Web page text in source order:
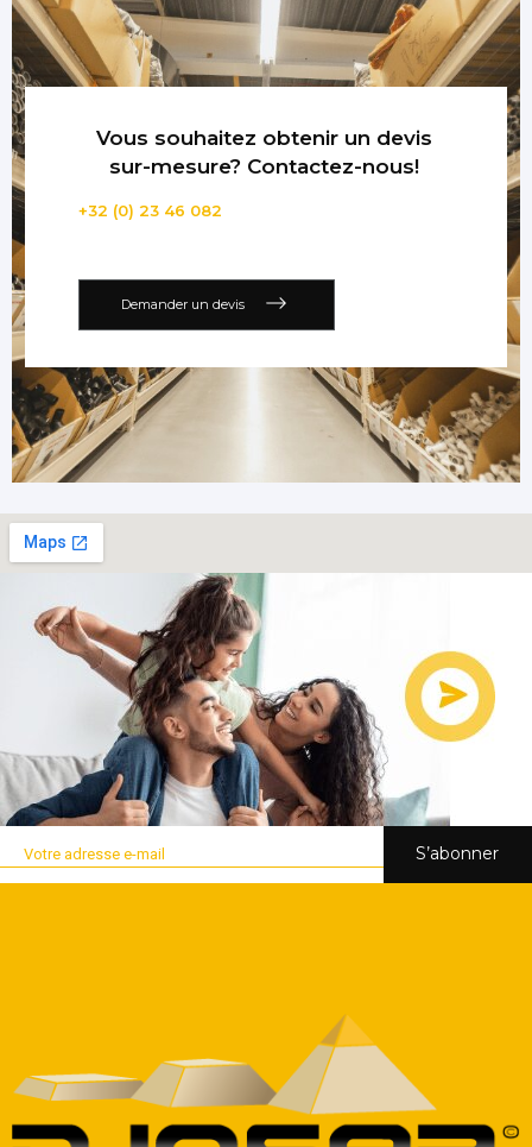
Vous souhaitez obtenir un devis
sur-mesure? Contactez-nous!
+32 (0) 23 46 082
Demander un devis
S’abonner